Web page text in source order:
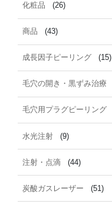
化粧品 (26)
商品 (43)
成長因子ピーリング (15)
毛穴の開き・黒ずみ治療
毛穴用プラグピーリング
水光注射 (9)
注射・点滴 (44)
炭酸ガスレーザー (51)